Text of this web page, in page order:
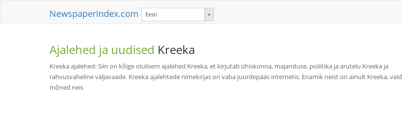
NewspaperIndex.com Eesti
Ajalehed ja uudised Kreeka
Kreeka ajalehed: Siin on kõige olulisem ajalehed Kreeka, et kirjutab ühiskonna, majanduse, poliitika ja arutelu Kreeka ja
rahvusvaheline väljavaade. Kreeka ajalehtede nimekirjas on vaba juurdepääs internetis. Enamik neist on ainult Kreeka, vaid
mõned neis